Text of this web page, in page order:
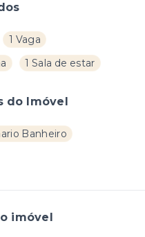
1 Vaga
1 Sala de estar
do Imóvel
Banheiro
imóvel